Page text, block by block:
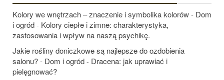
Kolory we wnętrzach – znaczenie i symbolika kolorów - Dom
i ogród - Kolory ciepłe i zimne: charakterystyka,
zastosowania i wpływ na naszą psychikę.
Jakie rośliny doniczkowe są najlepsze do ozdobienia
salonu? - Dom i ogród - Dracena: jak uprawiać i
pielęgnować?